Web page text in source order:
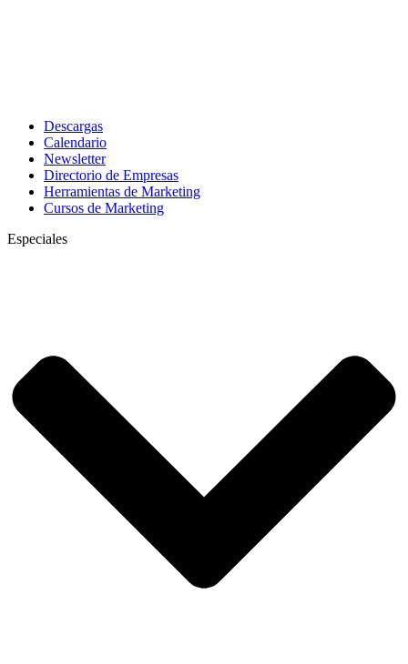
Descargas
Calendario
Newsletter
Directorio de Empresas
Herramientas de Marketing
Cursos de Marketing
Especiales